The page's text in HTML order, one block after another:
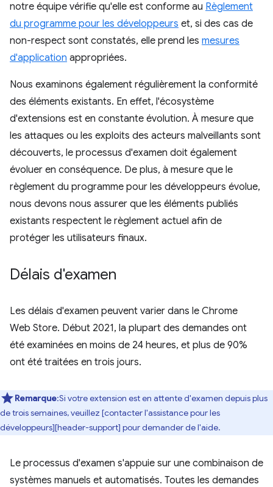
notre équipe vérifie qu'elle est conforme au Règlement
du programme pour les développeurs et, si des cas de
non-respect sont constatés, elle prend les mesures
d'application appropriées.
Nous examinons également régulièrement la conformité
des éléments existants. En effet, l'écosystème
d'extensions est en constante évolution. À mesure que
les attaques ou les exploits des acteurs malveillants sont
découverts, le processus d'examen doit également
évoluer en conséquence. De plus, à mesure que le
règlement du programme pour les développeurs évolue,
nous devons nous assurer que les éléments publiés
existants respectent le règlement actuel afin de
protéger les utilisateurs finaux.
Délais d'examen
Les délais d'examen peuvent varier dans le Chrome
Web Store. Début 2021, la plupart des demandes ont
été examinées en moins de 24 heures, et plus de 90%
ont été traitées en trois jours.
Remarque:Si votre extension est en attente d'examen depuis plus
de trois semaines, veuillez [contacter l'assistance pour les
développeurs][header-support] pour demander de l'aide.
Le processus d'examen s'appuie sur une combinaison de
systèmes manuels et automatisés. Toutes les demandes